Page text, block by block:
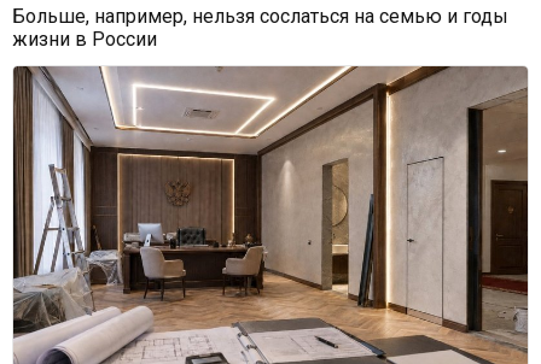
Больше, например, нельзя сослаться на семью и годы
жизни в России